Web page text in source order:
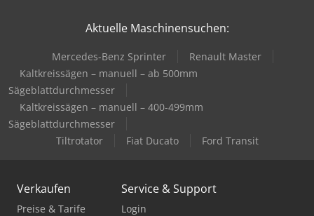
Gabelstapler Elektro
Holz Cnc
Hubwagen Manuell
Ladekran
Mercdes 1113
Mobiles Sägewerk
Aktuelle Maschinensuchen:
Mercedes-Benz Sprinter
Renault Master
Kaltkreissägen – manuell – ab 500mm
Sägeblattdurchmesser
Kaltkreissägen – manuell – 400-499mm
Sägeblattdurchmesser
Tiltrotator
Fiat Ducato Ford Transit
Verkaufen
Preise & Tarife
Service & Support
Login